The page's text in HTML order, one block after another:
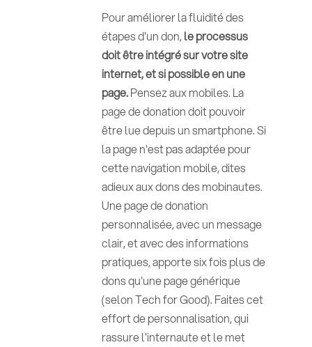
Pour améliorer la fluidité des
étapes d'un don,le processus
doit être intégré sur votre site
internet, et si possible en une
page.Pensez aux mobiles. La
page de donation doit pouvoir
être lue depuis un smartphone. Si
la page n'est pas adaptée pour
cette navigation mobile, dites
adieux aux dons des mobinautes.
Une page de donation
personnalisée, avec un message
clair, et avec des informations
pratiques, apporte six fois plus de
dons qu'une page générique
(selon Tech for Good). Faites cet
effort de personnalisation, qui
rassure l'internaute et le met